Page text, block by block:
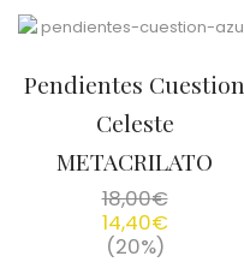
Pendientes Cuestion
Celeste
METACRILATO
18,00€
14,40€
(20%)